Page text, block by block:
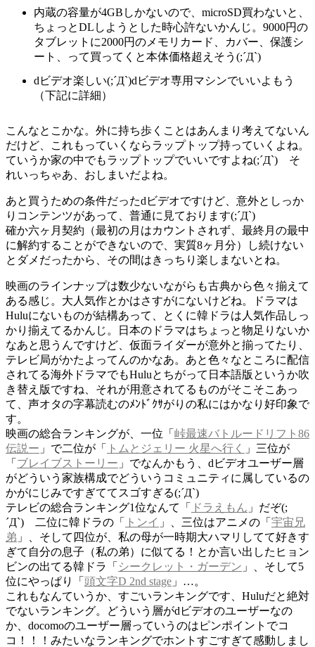
内蔵の容量が4GBしかないので、microSD買わないと、
ちょっとDLしようとした時心許ないかんじ。9000円の
タブレットに2000円のメモリカード、カバー、保護シ
ート、って買ってくと本体価格超えそう(;´Д`)
dビデオ楽しい(;´Д`)dビデオ専用マシンでいいよもう
（下記に詳細）
こんなとこかな。外に持ち歩くことはあんまり考えてないん
だけど、これもっていくならラップトップ持っていくよね。
ていうか家の中でもラップトップでいいですよね(;´Д`) そ
れいっちゃあ、おしまいだよね。
あと買うための条件だったdビデオですけど、意外としっか
りコンテンツがあって、普通に見ております(;´Д`)
確か六ヶ月契約（最初の月はカウントされず、最終月の最中
に解約することができないので、実質8ヶ月分）し続けない
とダメだったから、その間はきっちり楽しまないとね。
映画のラインナップは数少ないながらも古典から色々揃えて
ある感じ。大人気作とかはさすがにないけどね。ドラマは
Huluにないものが結構あって、とくに韓ドラは人気作品しっ
かり揃えてるかんじ。日本のドラマはちょっと物足りないか
なあと思うんですけど、仮面ライダーが意外と揃ってたり、
テレビ局がかたよってんのかなあ。あと色々なところに配信
されてる海外ドラマでもHuluとちがって日本語版というか吹
き替え版ですね、それが用意されてるものがそこそこあっ
て、声オタの字幕読むのﾒﾝﾄﾞｸｻがりの私にはかなり好印象で
す。
映画の総合ランキングが、一位「 峠最速バトルードリフト86
伝説ー 」で二位が「 トムとジェリー 火星へ行く
」三位が
「 ブレイブストーリー 」でなんかもう、dビデオユーザー層
がどういう家族構成でどういうコミュニティに属しているの
かがにじみですぎててスゴすぎる(;´Д`)
テレビの総合ランキング1位なんて「
ドラえもん 」だぞ(;
´Д`) 二位に韓ドラの「
トンイ 」、三位はアニメの「 宇宙兄
弟 」、そして四位が、私の母が一時期大ハマリしてて好きす
ぎて自分の息子（私の弟）に似てる！とか言い出したヒョン
ビンの出てる韓ドラ「 シークレット・ガーデン 」、そして5
位にやっぱり「 頭文字D 2nd stage 」…。
これもなんていうか、すごいランキングです、Huluだと絶対
でないランキング。どういう層がdビデオのユーザーなの
か、docomoのユーザー層っていうのはピンポイントでコ
コ！！！みたいなランキングでホントすごすぎて感動しまし